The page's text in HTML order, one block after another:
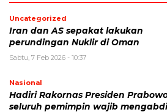
Uncategorized
Iran dan AS sepakat lakukan
perundingan Nuklir di Oman
Sabtu, 7 Feb 2026 - 10:37
Nasional
Hadiri Rakornas Presiden
seluruh pemimpin wajib mengabdi